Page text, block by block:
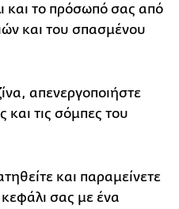
και το πρόσωπό σας από
και του σπασμένου
απενεργοποιήστε
τις σόμπες του
και παραμείνετε
σας με ένα